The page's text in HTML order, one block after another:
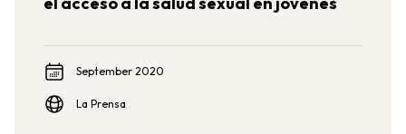
September 2020
La Prensa